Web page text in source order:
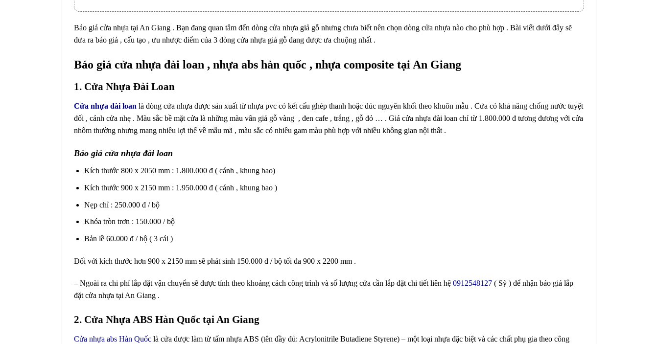
Báo giá cửa nhựa tại An Giang . Bạn đang quan tâm đến dòng cửa nhựa giả gỗ nhưng chưa biết nên chọn dòng cửa nhựa nào cho phù hợp . Bài viết dưới đây sẽ
đưa ra báo giá , cấu tạo , ưu nhược điểm của 3 dòng cửa nhựa giả gỗ đang được ưa chuộng nhất .
Báo giá cửa nhựa đài loan , nhựa abs hàn quốc , nhựa composite tại An Giang
1. Cửa Nhựa Đài Loan
Cửa nhựa đài loan là dòng cửa nhựa được sản xuất từ nhựa pvc có kết cấu ghép thanh hoặc đúc nguyên khối theo khuôn mẫu . Cửa có khả năng chống nước tuyệt
đối , cánh cửa nhẹ . Màu sắc bề mặt cửa là những màu vân giả gỗ vàng , đen cafe , trắng , gỗ đỏ … . Giá cửa nhựa đài loan chỉ từ 1.800.000 đ tương đương với cửa
nhôm thường nhưng mang nhiều lợi thế về mẫu mã , màu sắc có nhiều gam màu phù hợp với nhiều không gian nội thất .
Báo giá cửa nhựa đài loan
Kích thước 800 x 2050 mm : 1.800.000 đ ( cánh , khung bao)
Kích thước 900 x 2150 mm : 1.950.000 đ ( cánh , khung bao )
Nẹp chỉ : 250.000 đ / bộ
Khóa tròn trơn : 150.000 / bộ
Bản lề 60.000 đ / bộ ( 3 cái )
Đối với kích thước hơn 900 x 2150 mm sẽ phát sinh 150.000 đ / bộ tối đa 900 x 2200 mm .
– Ngoài ra chi phí lắp đặt vận chuyển sẽ được tính theo khoảng cách công trình và số lượng cửa cần lắp đặt chi tiết liên hệ 0912548127 ( Sỹ ) để nhận báo giá lắp
đặt cửa nhựa tại An Giang .
2. Cửa Nhựa ABS Hàn Quốc tại An Giang
Cửa nhựa abs Hàn Quốc là cửa được làm từ tấm nhựa ABS (tên đầy đủ: Acrylonitrile Butadiene Styrene) – một loại nhựa đặc biệt và các chất phụ gia theo công